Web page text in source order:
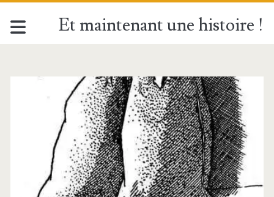
Et maintenant une histoire !
Étiquette :
<span>Introït</span>